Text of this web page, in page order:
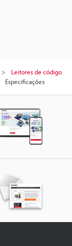
Leitores de código
Especificações